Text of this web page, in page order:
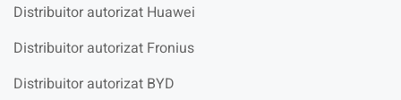
Distribuitor autorizat Huawei
Distribuitor autorizat Fronius
Distribuitor autorizat BYD